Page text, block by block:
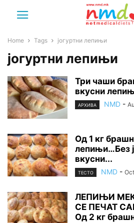
Home Tags јогуртни лепињи
јогуртни лепињи
Три чаши
вкусни
АРХИВА NMD -
Од 1 кг
лепињи…Без
вкусни...
ТЕСТО NMD -
ЛЕПИЊИ
СЕ ПЕЧАТ
Од 2 кг